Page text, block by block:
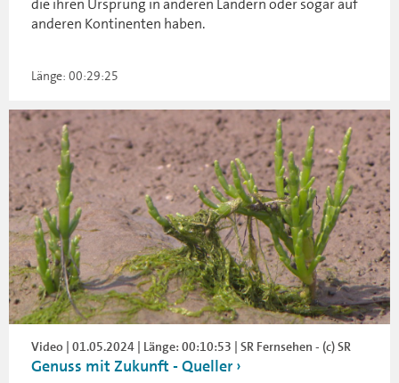
die ihren Ursprung in anderen Ländern oder sogar auf
anderen Kontinenten haben.
Länge: 00:29:25
Video | 01.05.2024 | Länge: 00:10:53 | SR Fernsehen - (c) SR
Genuss mit Zukunft - Queller